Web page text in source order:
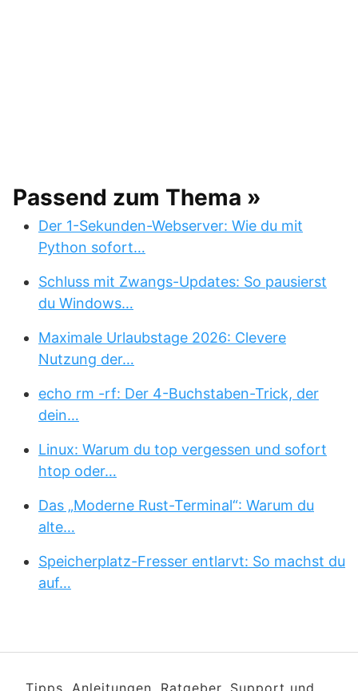
Passend zum Thema »
Der 1-Sekunden-Webserver: Wie du mit
Python sofort…
Schluss mit Zwangs-Updates: So pausierst
du Windows…
Maximale Urlaubstage 2026: Clevere
Nutzung der…
echo rm -rf: Der 4-Buchstaben-Trick, der
dein…
Linux: Warum du top vergessen und sofort
htop oder…
Das „Moderne Rust-Terminal“: Warum du
alte…
Speicherplatz-Fresser entlarvt: So machst du
auf…
Tipps, Anleitungen, Ratgeber, Support und